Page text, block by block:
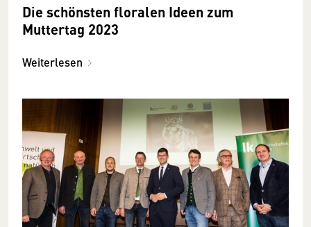
Die schönsten floralen Ideen zum
Muttertag 2023
Weiterlesen